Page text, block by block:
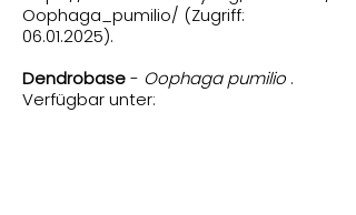
Oophaga_pumilio/ (Zugriff:
06.01.2025).
Dendrobase- Oophaga pumilio .
Verfügbar unter: